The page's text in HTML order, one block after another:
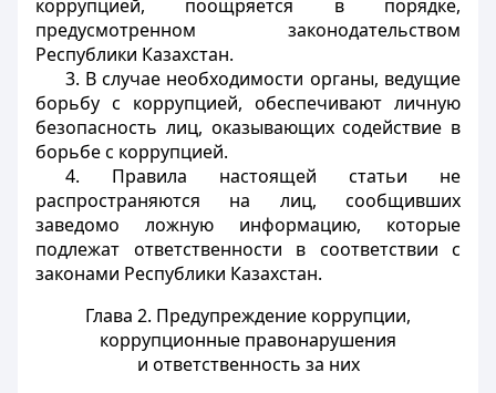
коррупцией, поощряется в порядке,
предусмотренном законодательством
Республики Казахстан.
3. В случае необходимости органы, ведущие
борьбу с коррупцией, обеспечивают личную
безопасность лиц, оказывающих содействие в
борьбе с коррупцией.
4. Правила настоящей статьи не
распространяются на лиц, сообщивших
заведомо ложную информацию, которые
подлежат ответственности в соответствии с
законами Республики Казахстан.
Глава 2. Предупреждение коррупции,
коррупционные правонарушения
и ответственность за них